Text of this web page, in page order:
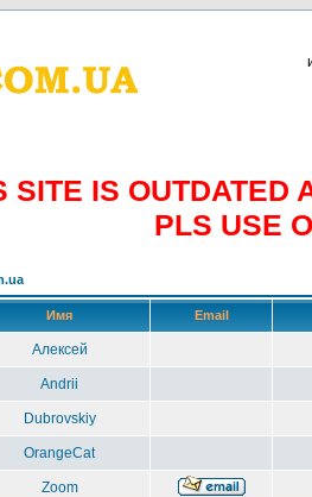
SITE IS OUTDATED
PLS USE
Имя Email
Алексей
Andrii
Dubrovskiy
OrangeCat
Zoom